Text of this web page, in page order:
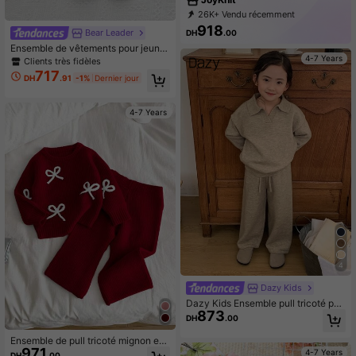
Bear Leader
Ensemble de vêtements pour jeune
s filles, pull d'hiver élégant à manch
es longues, manteau à col rabattu e
t simple boutonnage, jupe à carreau
Clients très fidèles
DH717.91 -1% Dernier jour
4-7 Years
Ensemble de pull tricoté mignon et
polyvalent avec nœud papillon et p
26K+ Vendu récemment
19K+ Rachat
DH918.00
4-7 Years
4
Dazy Kids
Dazy Kids Ensemble pull tricoté pou
r jeunes filles, automne
DH873.00
4-7 Years